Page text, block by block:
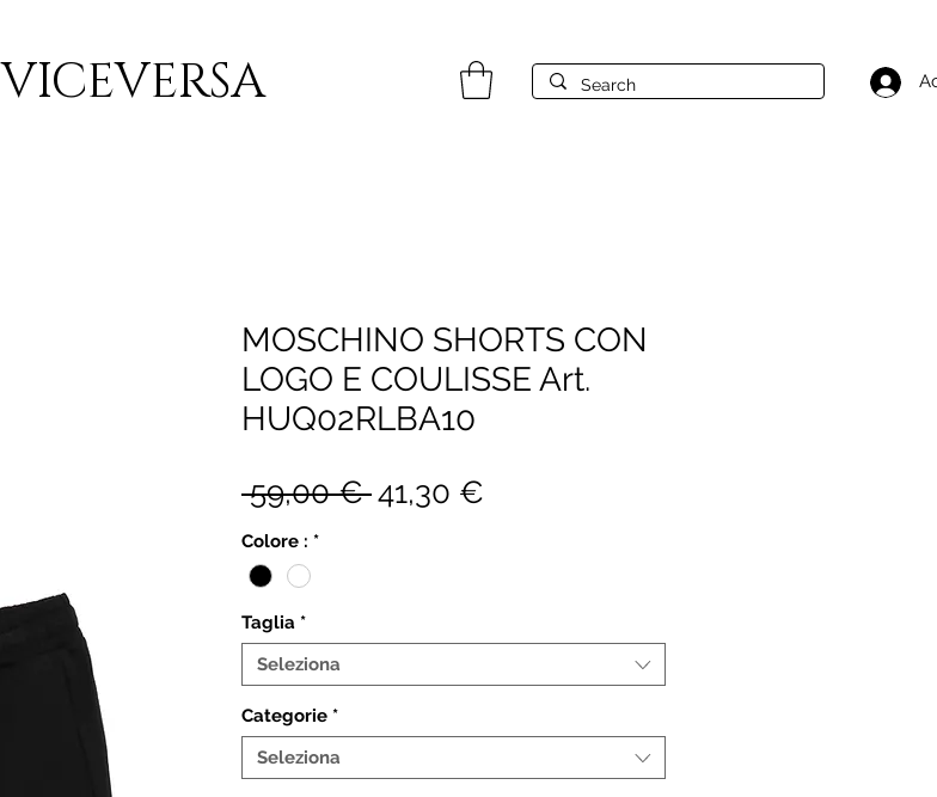
VICEVERSA
MOSCHINO SHORTS CON
LOGO E COULISSE Art.
HUQ02RLBA10
59,00 € Prezzo
41,30 €
Colore : *
Taglia *
Seleziona
Categorie *
Seleziona